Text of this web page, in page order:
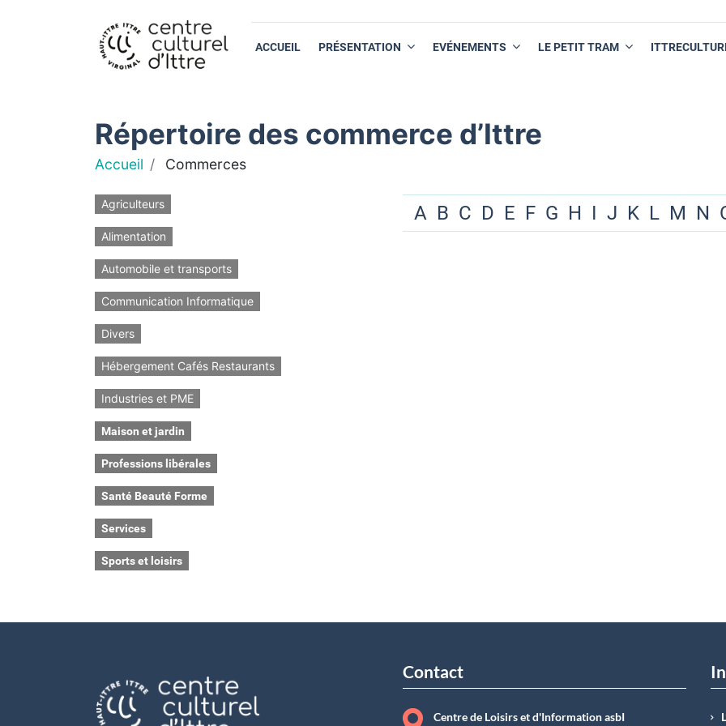
ACCUEIL PRÉSENTATION EVÉNEMENTS LE PETIT TRAM
Répertoire des commerce d’Ittre
Accueil Commerces
Agriculteurs
Alimentation
Automobile et transports
Communication Informatique
Divers
Hébergement Cafés Restaurants
Industries et PME
Maison et jardin
Professions libérales
Santé Beauté Forme
Services
Sports et loisirs
A B C D E F G H I J K L M N
Contact
Centre de Loisirs et d'Information asbI